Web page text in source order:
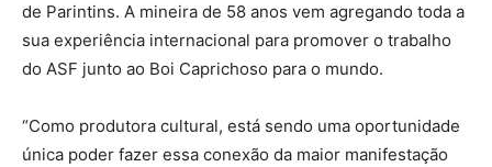
de Parintins. A mineira de 58 anos vem agregando toda a
sua experiência internacional para promover o trabalho
do ASF junto ao Boi Caprichoso para o mundo.
“Como produtora cultural, está sendo uma oportunidade
única poder fazer essa conexão da maior manifestação